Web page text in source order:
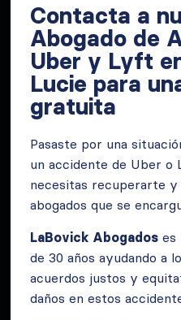
Contacta a
Abogado de
Uber y Lyft
Lucie para
gratuita
Pasaste por una
un accidente de Uber o
necesitas recuperarte
abogados que se
LaBovick Abogados es
de 30 años ayudando a
acuerdos justos y
daños en estos